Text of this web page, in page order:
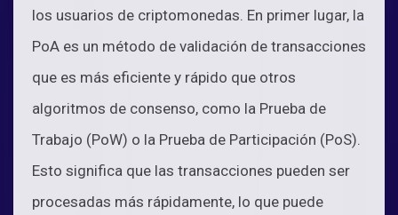
los usuarios de criptomonedas. En primer lugar, la
PoA es un método de validación de transacciones
que es más eficiente y rápido que otros
algoritmos de consenso, como la Prueba de
Trabajo (PoW) o la Prueba de Participación (PoS).
Esto significa que las transacciones pueden ser
procesadas más rápidamente, lo que puede